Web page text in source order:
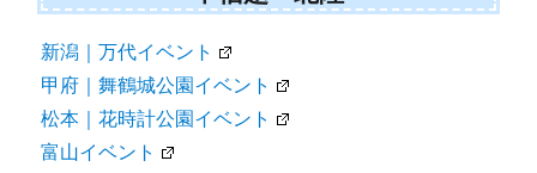
新潟｜万代イベント
甲府｜舞鶴城公園イベント
松本｜花時計公園イベント
富山イベント